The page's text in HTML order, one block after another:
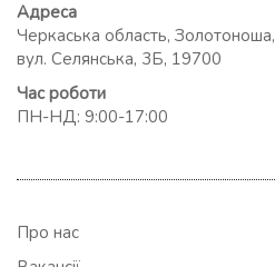
Адреса
Черкаська область, Золотоноша,
вул. Селянська, 3Б, 19700
Час роботи
ПН-НД: 9:00-17:00
Про нас